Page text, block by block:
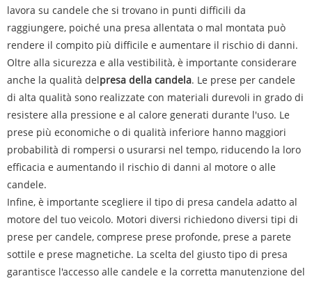
lavora su candele che si trovano in punti difficili da
raggiungere, poiché una presa allentata o mal montata può
rendere il compito più difficile e aumentare il rischio di danni.
Oltre alla sicurezza e alla vestibilità, è importante considerare
anche la qualità delpresa della candela. Le prese per candele
di alta qualità sono realizzate con materiali durevoli in grado di
resistere alla pressione e al calore generati durante l'uso. Le
prese più economiche o di qualità inferiore hanno maggiori
probabilità di rompersi o usurarsi nel tempo, riducendo la loro
efficacia e aumentando il rischio di danni al motore o alle
candele.
Infine, è importante scegliere il tipo di presa candela adatto al
motore del tuo veicolo. Motori diversi richiedono diversi tipi di
prese per candele, comprese prese profonde, prese a parete
sottile e prese magnetiche. La scelta del giusto tipo di presa
garantisce l'accesso alle candele e la corretta manutenzione del